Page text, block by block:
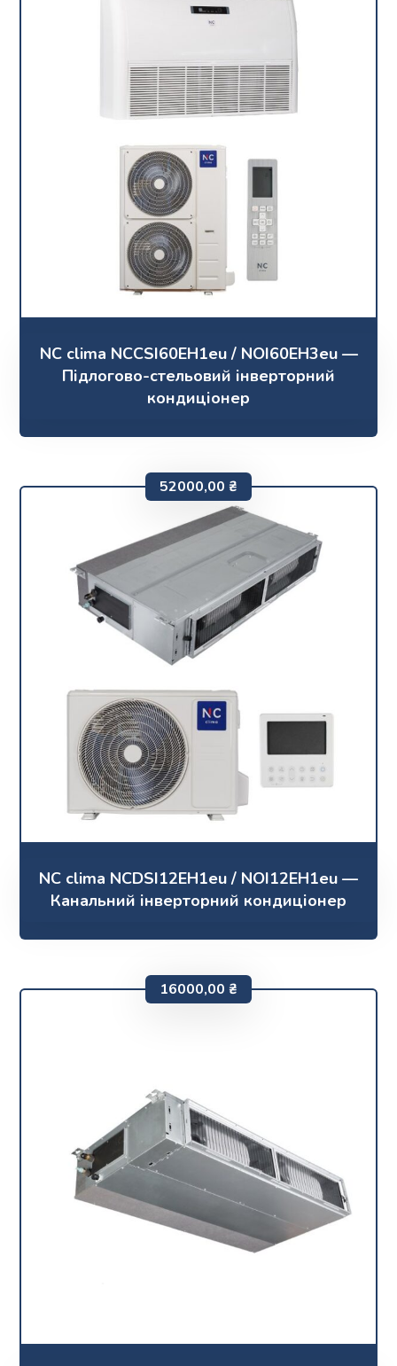
NC clima NCCSI60EH1eu / NOI60EH3eu —
Підлогово-стельовий інверторний
кондиціонер
NC clima NCDSI12EH1eu / NOI12EH1eu —
Канальний інверторний кондиціонер
52000,00 ₴
16000,00 ₴